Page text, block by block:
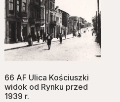
66 AF Ulica Kościuszki
widok od Rynku przed
1939 r.